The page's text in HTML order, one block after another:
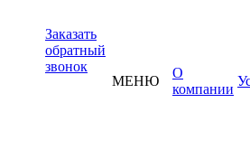
Заказать
обратный
звонок
МЕНЮ
О
компании